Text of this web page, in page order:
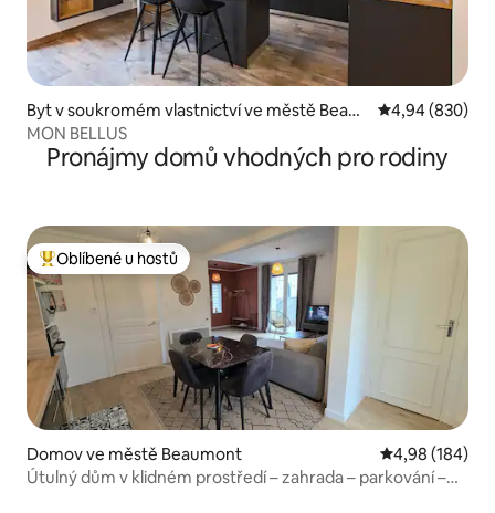
Byt v soukromém vlastnictví ve městě Beau
mont
Průměrné
4,94 (830)
MON BELLUS
Pronájmy domů vhodných pro rodiny
Nejlepší v kategorii Oblíbené u hostů
Oblíbené u hostů
Domov ve městě Beaumont Průměrné
4,98 (184)
Útulný dům v klidném prostředí – zahrada – parkování –